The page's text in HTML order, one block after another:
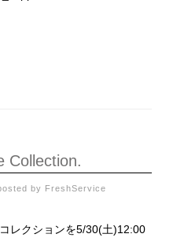
Collection.
by FreshService
レクションを5/30(土)12:00